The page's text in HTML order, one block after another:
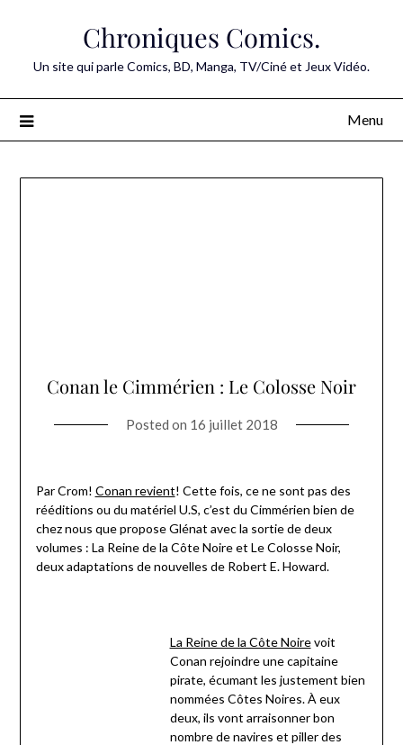
Chroniques Comics.
Un site qui parle Comics, BD, Manga, TV/Ciné et Jeux Vidéo.
Menu
Conan le Cimmérien : Le Colosse Noir
Posted on 16 juillet 2018
Par Crom! Conan revient! Cette fois, ce ne sont pas des
rééditions ou du matériel U.S, c’est du Cimmérien bien de
chez nous que propose Glénat avec la sortie de deux
volumes : La Reine de la Côte Noire et Le Colosse Noir,
deux adaptations de nouvelles de Robert E. Howard.
La Reine de la Côte Noirevoit
Conan rejoindre une capitaine
pirate, écumant les justement bien
nommées Côtes Noires. À eux
deux, ils vont arraisonner bon
nombre de navires et piller des